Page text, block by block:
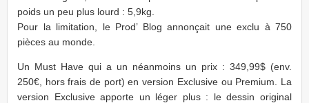
poids un peu plus lourd : 5,9kg.
Pour la limitation, le Prod’ Blog annonçait une exclu à 750
pièces au monde.
Un Must Have qui a un néanmoins un prix : 349,99$ (env.
250€, hors frais de port) en version Exclusive ou Premium. La
version Exclusive apporte un léger plus : le dessin original